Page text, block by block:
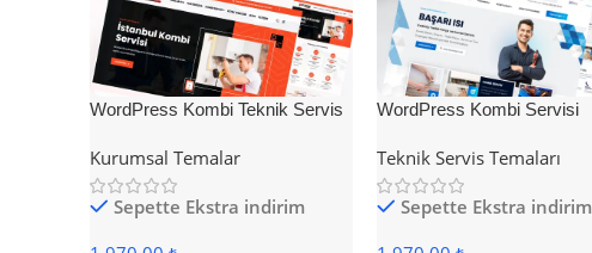
WordPress Kombi Teknik Servis
Kurumsal Temalar
Sepette Ekstra indirim
WordPress Kombi Servisi
Teknik Servis Temaları
Sepette Ekstra indirim